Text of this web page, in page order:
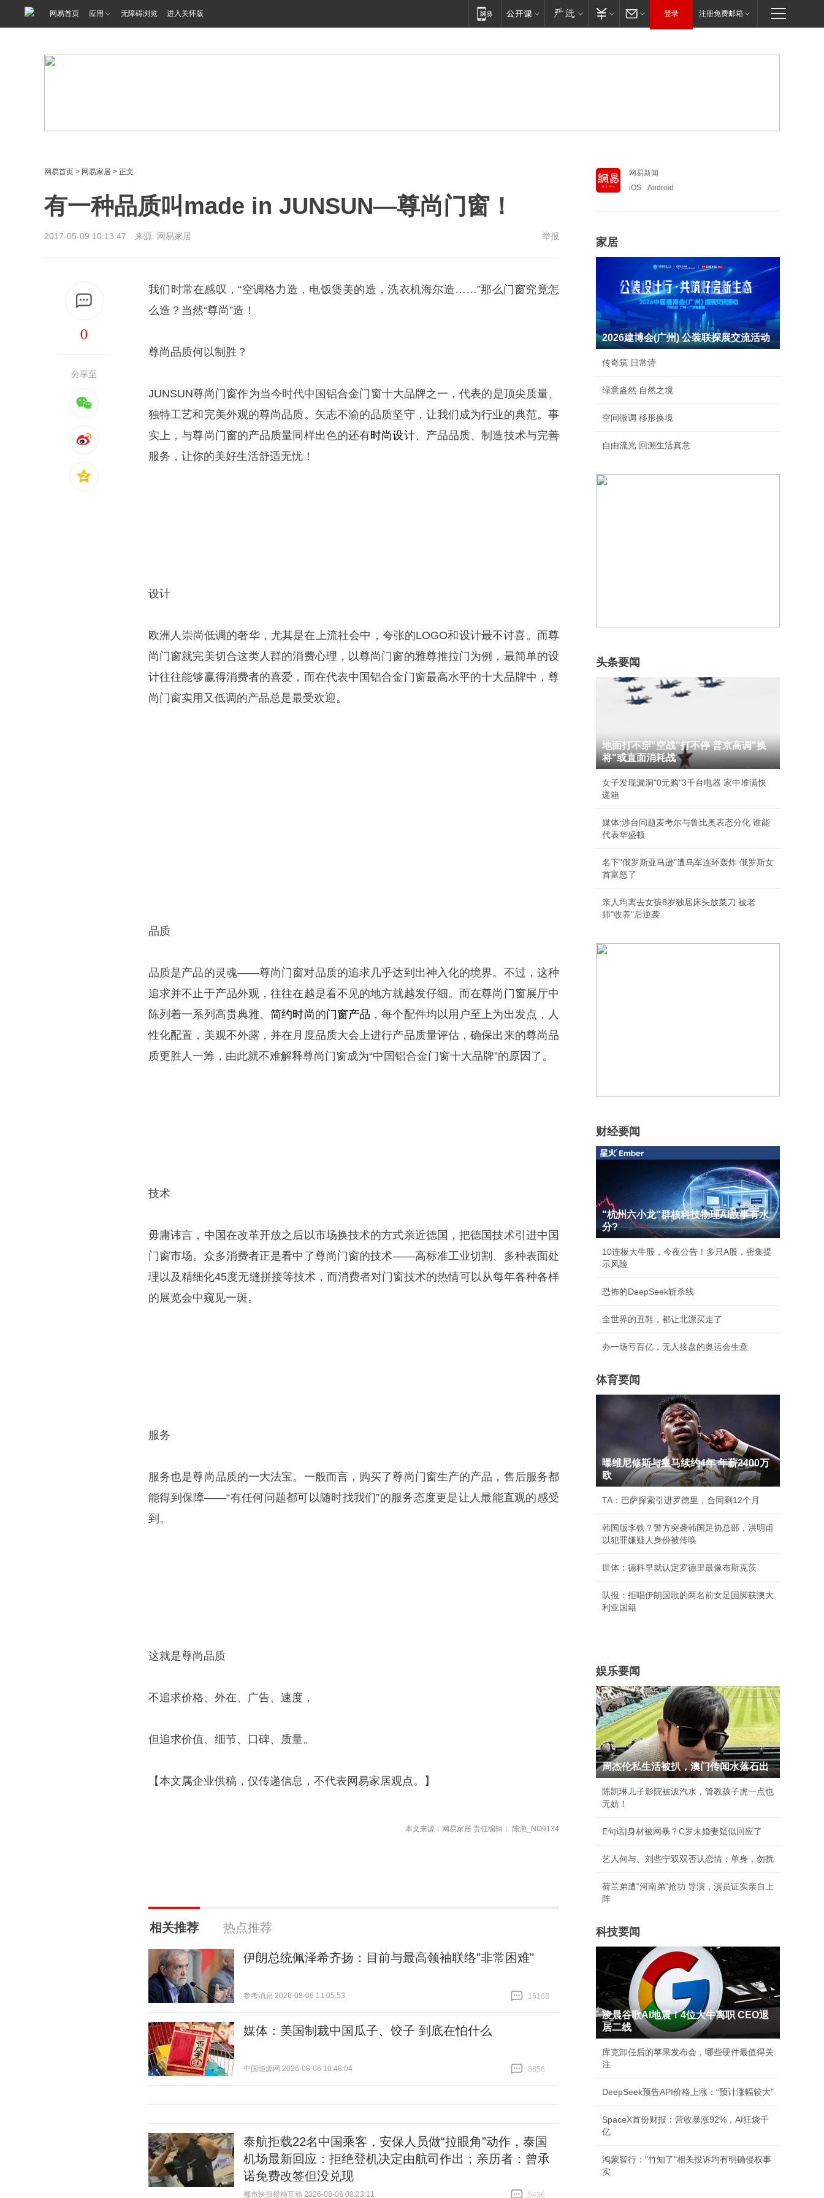
网易首页 应用 无障碍浏览 进入关怀版 登录 注册免费邮箱
网易首页 > 网易家居 > 正文
有一种品质叫made in JUNSUN—尊尚门窗！
2017-05-09 10:13:47 来源: 网易家居 举报
0
分享至
我们时常在感叹，“空调格力造，电饭煲美的造，洗衣机海尔造……”那么门窗究竟怎
么造？当然“尊尚”造！
尊尚品质何以制胜？
JUNSUN尊尚门窗作为当今时代中国铝合金门窗十大品牌之一，代表的是顶尖质量、
独特工艺和完美外观的尊尚品质。矢志不渝的品质坚守，让我们成为行业的典范。事
实上，与尊尚门窗的产品质量同样出色的还有时尚设计、产品品质、制造技术与完善
服务，让你的美好生活舒适无忧！
设计
欧洲人崇尚低调的奢华，尤其是在上流社会中，夸张的LOGO和设计最不讨喜。而尊
尚门窗就完美切合这类人群的消费心理，以尊尚门窗的雅尊推拉门为例，最简单的设
计往往能够赢得消费者的喜爱，而在代表中国铝合金门窗最高水平的十大品牌中，尊
尚门窗实用又低调的产品总是最受欢迎。
品质
品质是产品的灵魂——尊尚门窗对品质的追求几乎达到出神入化的境界。不过，这种
追求并不止于产品外观，往往在越是看不见的地方就越发仔细。而在尊尚门窗展厅中
陈列着一系列高贵典雅、简约时尚的门窗产品 ，每个配件均以用户至上为出发点，人
性化配置，美观不外露，并在月度品质大会上进行产品质量评估，确保出来的尊尚品
质更胜人一筹，由此就不难解释尊尚门窗成为“中国铝合金门窗十大品牌”的原因了。
技术
毋庸讳言，中国在改革开放之后以市场换技术的方式亲近德国，把德国技术引进中国
门窗市场。众多消费者正是看中了尊尚门窗的技术——高标准工业切割、多种表面处
理以及精细化45度无缝拼接等技术，而消费者对门窗技术的热情可以从每年各种各样
的展览会中窥见一斑。
服务
服务也是尊尚品质的一大法宝。一般而言，购买了尊尚门窗生产的产品，售后服务都
能得到保障——“有任何问题都可以随时找我们”的服务态度更是让人最能直观的感受
到。
这就是尊尚品质
不追求价格、外在、广告、速度，
但追求价值、细节、口碑、质量。
【本文属企业供稿，仅传递信息，不代表网易家居观点。】
本文来源：网易家居 责任编辑： 陈滟_NO9134
相关推荐 热点推荐
伊朗总统佩泽希齐扬：目前与最高领袖联络"非常困难"
参考消息 2026-08-06 11:05:53
15168
媒体：美国制裁中国瓜子、饺子 到底在怕什么
中国能源网 2026-08-06 10:48:04
3856
泰航拒载22名中国乘客，安保人员做“拉眼角”动作，泰国
机场最新回应：拒绝登机决定由航司作出；亲历者：曾承
诺免费改签但没兑现
都市快报橙柿互动 2026-08-06 08:23:11 5436
网易新闻
iOS
Android
家居
2026建博会(广州) 公装联探展交流活动
传奇筑 日常诗
绿意盎然 自然之境
空间微调 移形换境
自由流光 回溯生活真意
头条要闻
地面打不穿"空战"打不停 普京高调"换
将"或直面消耗战
女子发现漏洞"0元购"3千台电器 家中堆满快
递箱
媒体:涉台问题麦考尔与鲁比奥表态分化 谁能
代表华盛顿
名下"俄罗斯亚马逊"遭乌军连环轰炸 俄罗斯女
首富怒了
亲人均离去女孩8岁独居床头放菜刀 被老
师"收养"后逆袭
财经要闻
"杭州六小龙"群核科技物理AI故事有水
分?
10连板大牛股，今夜公告！多只A股，密集提
示风险
恐怖的DeepSeek斩杀线
全世界的丑鞋，都让北漂买走了
办一场亏百亿，无人接盘的奥运会生意
体育要闻
曝维尼修斯与皇马续约4年 年薪2400万
欧
TA：巴萨探索引进罗德里，合同剩12个月
韩国版李铁？警方突袭韩国足协总部，洪明甫
以犯罪嫌疑人身份被传唤
世体：德科早就认定罗德里最像布斯克茨
队报：拒唱伊朗国歌的两名前女足国脚获澳大
利亚国籍
娱乐要闻
周杰伦私生活被扒，澳门传闻水落石出
陈凯琳儿子影院被泼汽水，管教孩子虎一点也
无妨！
E句话|身材被网暴？C罗未婚妻疑似回应了
艺人何与、刘些宁双双否认恋情：单身，勿扰
荷兰弟遭“河南弟”抢功 导演，演员证实亲自上
阵
科技要闻
凌晨谷歌AI地震！4位大牛离职 CEO退
居二线
库克卸任后的苹果发布会，哪些硬件最值得关
注
DeepSeek预告API价格上涨：“预计涨幅较大”
SpaceX首份财报：营收暴涨92%，AI狂烧千
亿
鸿蒙智行："竹知了"相关投诉均有明确侵权事
实